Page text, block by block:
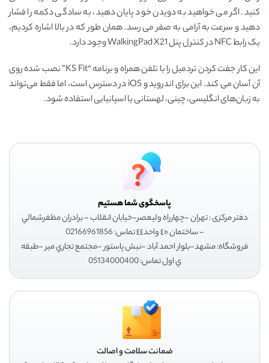
کنید. اگر می خواهید به دویدن خود پایان دهید، به سادگی دکمه را فشار
دهید و سرعت به آرامی به صفر می رسد. همان طور که در بالا اشاره کردیم،
یک رابط NFC در کنترل پنل WalkingPad X21 وجود دارد.
این کار جفت کردن تردمیل را با تلفن همراه و برنامه “KS Fit” نصب شده روی
آن آسان می کند. این برای اندروید و iOS در دسترس است، اما فقط می‌تواند
به زبان‌های انگلیسی، چینی، لهستانی یا اسپانیایی استفاده شود.
پاسخگوی شما هستیم
دفتر مرکزی : تهران -چهارراه وليعصر-خيابان انقلاب - برادران مظفرشمالي
- ساختمان ٤٠ واحد٤٤ تماس: 02166961856
فروشگاه: مشهد-بلوار احمد آباد -نبش پاستور -مجتمع تجاري مير -طبقه
ي اول تماس: 05134000400
ضمانت سلامت و اصالت